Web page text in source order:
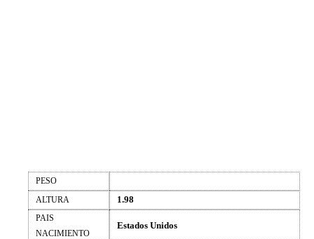
PESO
ALTURA
1.98
PAIS
NACIMIENTO
Estados Unidos